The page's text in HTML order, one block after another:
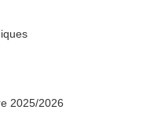
2025/2026